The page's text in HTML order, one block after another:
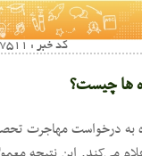
کد خبر : 557511 - سرویس خبری : آخرین اخبار صفحه اول
ها چیست؟
به درخواست مهاجرت